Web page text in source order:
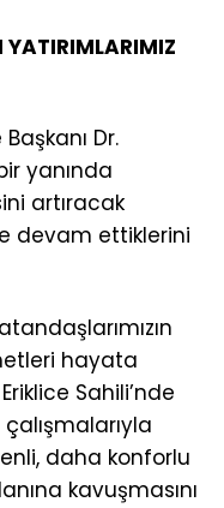
YATIRIMLARIMIZ
Dr.
yanında
artıracak
devam ettiklerini
hayata
Sahili’nde
daha konforlu
kavuşmasını